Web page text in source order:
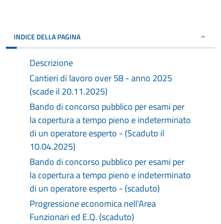
INDICE DELLA PAGINA
Descrizione
Cantieri di lavoro over 58 - anno 2025
(scade il 20.11.2025)
Bando di concorso pubblico per esami per
la copertura a tempo pieno e indeterminato
di un operatore esperto - (Scaduto il
10.04.2025)
Bando di concorso pubblico per esami per
la copertura a tempo pieno e indeterminato
di un operatore esperto - (scaduto)
Progressione economica nell'Area
Funzionari ed E.Q. (scaduto)